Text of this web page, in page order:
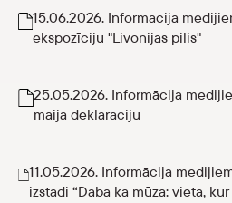
15.06.2026. Informācija
ekspozīciju "Livonijas pilis"
25.05.2026. Informācija
maija deklarāciju
11.05.2026. Informācija
izstādi “Daba kā mūza: vieta,